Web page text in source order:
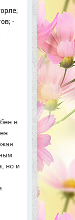
-
в
но и